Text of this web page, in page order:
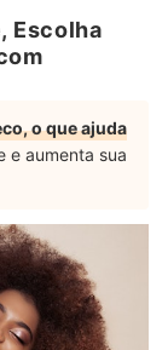
Escolha
o que ajuda
e aumenta sua